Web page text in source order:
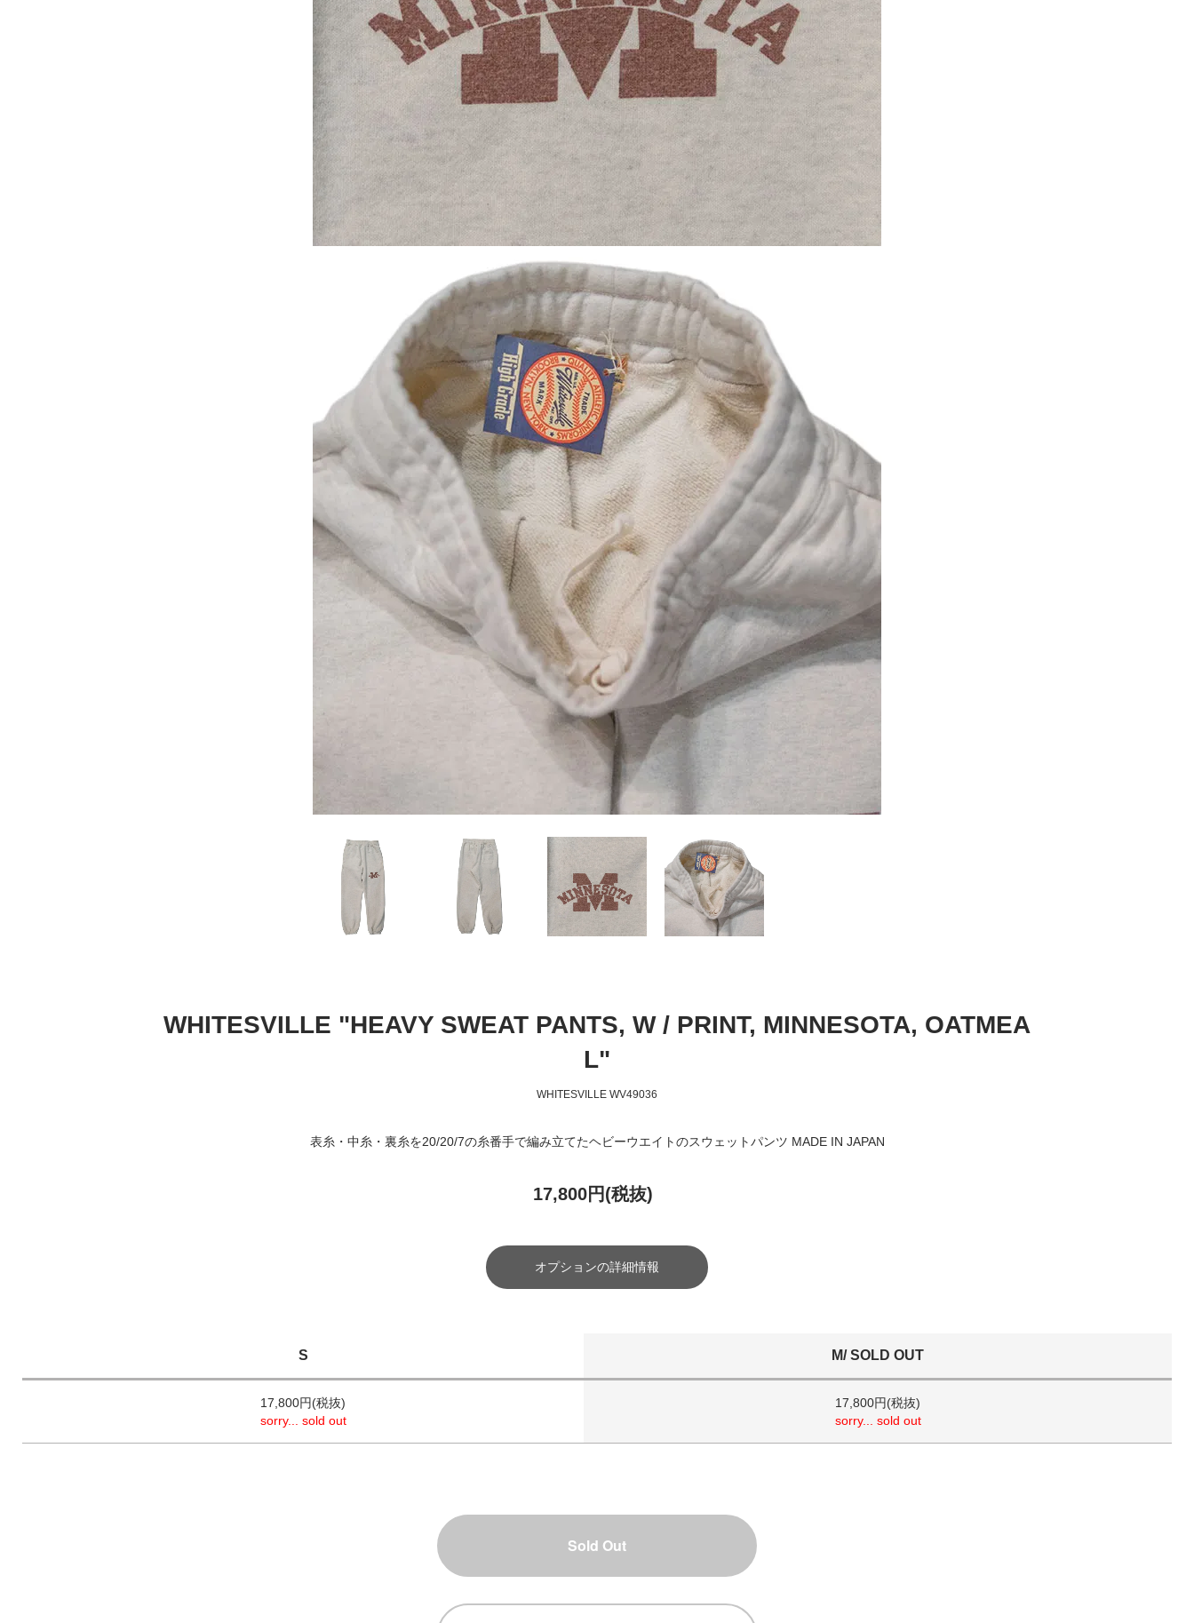
WHITESVILLE "HEAVY SWEAT PANTS, W / PRINT, MINNESOTA, OATMEA
L"
WHITESVILLE WV49036
表糸・中糸・裏糸を20/20/7の糸番手で編み立てたヘビーウエイトのスウェットパンツ MADE IN JAPAN
17,800円(税抜)
オプションの詳細情報
S M/ SOLD OUT
17,800円(税抜)
sorry... sold out
17,800円(税抜)
sorry... sold out
Sold Out